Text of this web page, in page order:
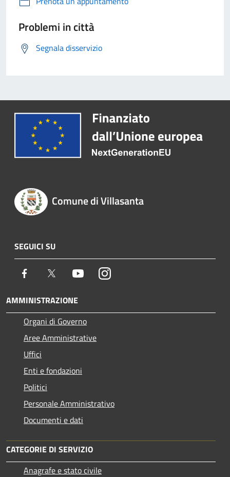
Problemi in città
Segnala disservizio
Comune di Villasanta
SEGUICI SU
Facebook Twitter YoutubeInstagram
AMMINISTRAZIONE
Organi di Governo
Aree Amministrative
Uffici
Enti e fondazioni
Politici
Personale Amministrativo
Documenti e dati
CATEGORIE DI SERVIZIO
Anagrafe e stato civile